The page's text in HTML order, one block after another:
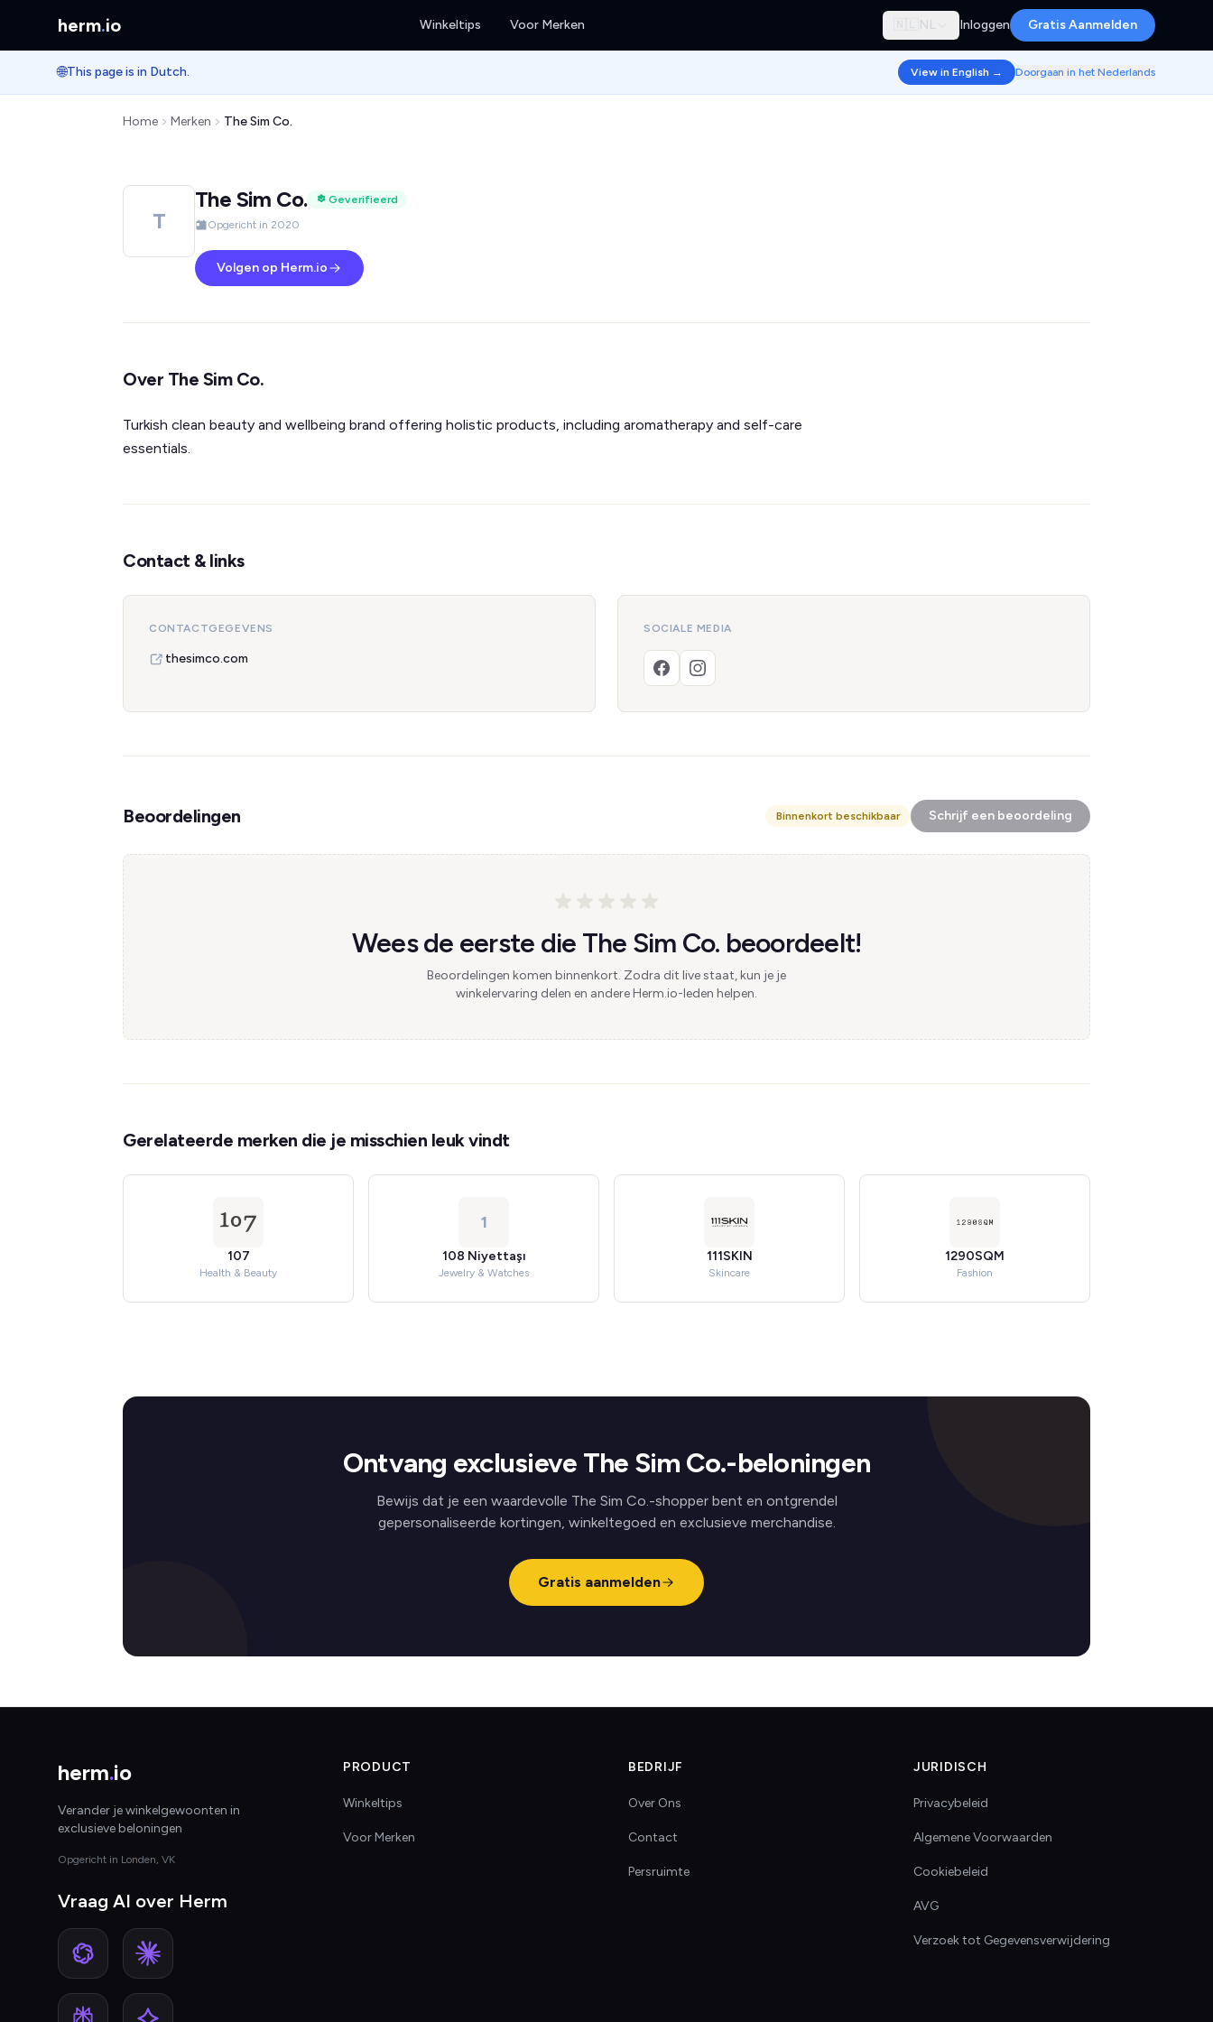
herm.io Winkeltips Voor Merken 🇳🇱 NL Inloggen Gratis Aanmelden
🌐This page is in Dutch. View in English → Doorgaan in het Nederlands
Home Merken The Sim Co.
T
The Sim Co.
Geverifieerd
Opgericht in 2020
Volgen op Herm.io
Over The Sim Co.
Turkish clean beauty and wellbeing brand offering holistic products, including aromatherapy and self-care
essentials.
Contact & links
CONTACTGEGEVENS
thesimco.com
SOCIALE MEDIA
Beoordelingen Binnenkort beschikbaar Schrijf een beoordeling
Wees de eerste die The Sim Co. beoordeelt!
Beoordelingen komen binnenkort. Zodra dit live staat, kun je je
winkelervaring delen en andere Herm.io-leden helpen.
Gerelateerde merken die je misschien leuk vindt
107
Health & Beauty
1
108 Niyettaşı
Jewelry & Watches
111SKIN
Skincare
1290SQM
Fashion
Ontvang exclusieve The Sim Co.-beloningen
Bewijs dat je een waardevolle The Sim Co.-shopper bent en ontgrendel
gepersonaliseerde kortingen, winkeltegoed en exclusieve merchandise.
Gratis aanmelden
herm.io
Verander je winkelgewoonten in
exclusieve beloningen
Opgericht in Londen, VK
Vraag AI over Herm
PRODUCT
Winkeltips
Voor Merken
BEDRIJF
Over Ons
Contact
Persruimte
JURIDISCH
Privacybeleid
Algemene Voorwaarden
Cookiebeleid
AVG
Verzoek tot Gegevensverwijdering